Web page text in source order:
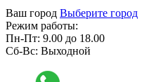
Ваш город Выберите город
Режим работы:
Пн-Пт: 9.00 до 18.00
Сб-Вс: Выходной